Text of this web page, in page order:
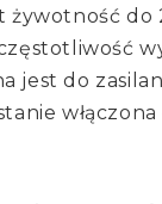
żywotność do
jest do
włączona